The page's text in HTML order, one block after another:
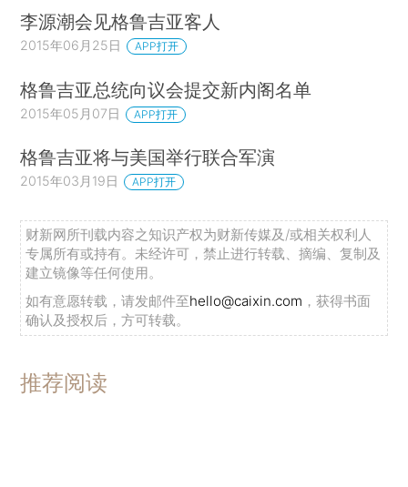
李源潮会见格鲁吉亚客人
2015年06月25日 APP打开
格鲁吉亚总统向议会提交新内阁名单
2015年05月07日 APP打开
格鲁吉亚将与美国举行联合军演
2015年03月19日 APP打开
财新网所刊载内容之知识产权为财新传媒及/或相关权利人
专属所有或持有。未经许可，禁止进行转载、摘编、复制及
建立镜像等任何使用。
如有意愿转载，请发邮件至hello@caixin.com ，获得书面
确认及授权后，方可转载。
推荐阅读